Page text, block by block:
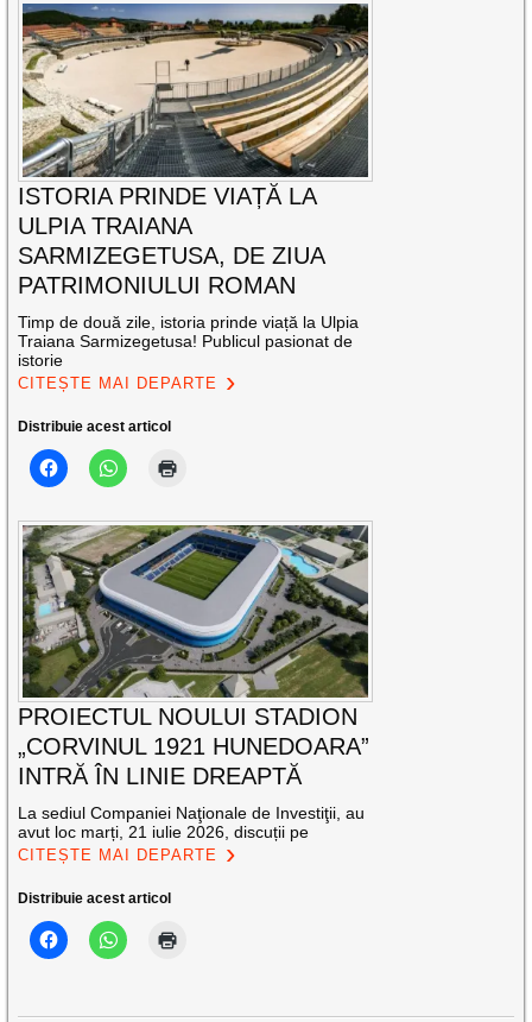
ISTORIA PRINDE VIAȚĂ LA
ULPIA TRAIANA
SARMIZEGETUSA, DE ZIUA
PATRIMONIULUI ROMAN
Timp de două zile, istoria prinde viață la Ulpia
Traiana Sarmizegetusa! Publicul pasionat de
istorie
CITEȘTE MAI DEPARTE
Distribuie acest articol
PROIECTUL NOULUI STADION
„CORVINUL 1921 HUNEDOARA”
INTRĂ ÎN LINIE DREAPTĂ
La sediul Companiei Naţionale de Investiţii, au
avut loc marți, 21 iulie 2026, discuții pe
CITEȘTE MAI DEPARTE
Distribuie acest articol